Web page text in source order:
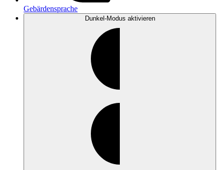
Gebärdensprache
Dunkel-Modus aktivieren